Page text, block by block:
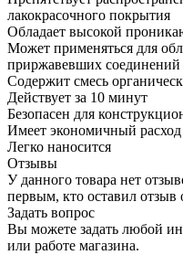
лакокрасочного покрытия
Обладает высокой
Может применяться для
приржавевших соединений
Содержит смесь
Действует за 10 минут
Безопасен для
Имеет экономичный расход
Легко наносится
Отзывы
У данного товара нет
первым, кто оставил отзыв
Задать вопрос
Вы можете задать любой
или работе магазина.